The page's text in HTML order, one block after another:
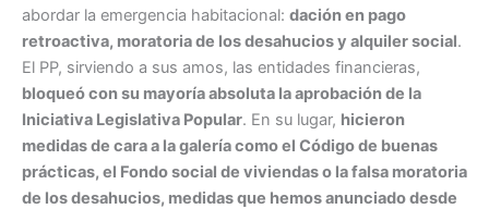
abordar la emergencia habitacional: dación en pago
retroactiva, moratoria de los desahucios y alquiler social.
El PP, sirviendo a sus amos, las entidades financieras,
bloqueó con su mayoría absoluta la aprobación de la
Iniciativa Legislativa Popular. En su lugar, hicieron
medidas de cara a la galería como el Código de buenas
prácticas, el Fondo social de viviendas o la falsa moratoria
de los desahucios, medidas que hemos anunciado desde